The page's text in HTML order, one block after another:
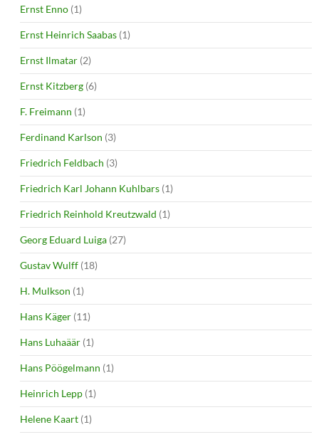
Ernst Enno (1)
Ernst Heinrich Saabas (1)
Ernst Ilmatar (2)
Ernst Kitzberg (6)
F. Freimann (1)
Ferdinand Karlson (3)
Friedrich Feldbach (3)
Friedrich Karl Johann Kuhlbars (1)
Friedrich Reinhold Kreutzwald (1)
Georg Eduard Luiga (27)
Gustav Wulff (18)
H. Mulkson (1)
Hans Käger (11)
Hans Luhaäär (1)
Hans Pöögelmann (1)
Heinrich Lepp (1)
Helene Kaart (1)